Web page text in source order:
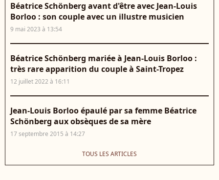
Béatrice Schönberg avant d'être avec Jean-Louis
Borloo : son couple avec un illustre musicien
9 mai 2023 à 13:54
Béatrice Schönberg mariée à Jean-Louis Borloo :
très rare apparition du couple à Saint-Tropez
12 juillet 2022 à 16:11
Jean-Louis Borloo épaulé par sa femme Béatrice
Schönberg aux obsèques de sa mère
17 septembre 2015 à 14:27
TOUS LES ARTICLES